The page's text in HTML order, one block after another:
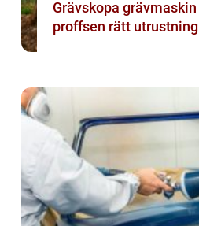
Grävskopa grävmaskin så väljer
proffsen rätt utrustning